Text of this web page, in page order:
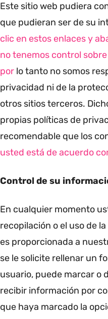
Este sitio web pudiera
que pudieran ser de su
clic en estos enlaces y
no tenemos control
por lo tanto no somos
privacidad ni de la
otros sitios terceros.
propias políticas de
recomendable que los
usted está de acuerdo
Control de su
En cualquier momento
recopilación o el uso de
es proporcionada a
se le solicite rellenar un
usuario, puede marcar o
recibir información por
que haya marcado la